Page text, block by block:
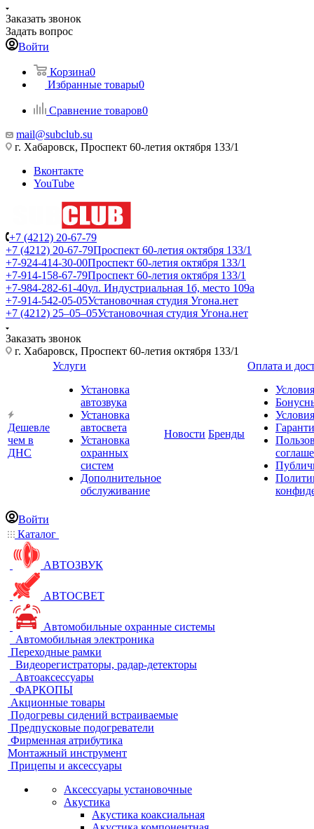
Заказать звонок
Задать вопрос
Войти
Корзина0
Избранные товары0
Сравнение товаров0
mail@subclub.su
г. Хабаровск, Проспект 60-летия октября 133/1
Вконтакте
YouTube
+7 (4212) 20-67-79
+7 (4212) 20-67-79Проспект 60-летия октября 133/1
+7-924-414-30-00Проспект 60-летия октября 133/1
+7-914-158-67-79Проспект 60-летия октября 133/1
+7-984-282-61-40ул. Индустриальная 1б, место 109а
+7-914-542-05-05Установочная студия Угона.нет
+7 (4212) 25‒05‒05Установочная студия Угона.нет
Заказать звонок
г. Хабаровск, Проспект 60-летия октября 133/1
Дешевле
чем в
ДНС
Услуги
Установка
автозвука
Установка
автосвета
Установка
охранных
систем
Дополнительное
обслуживание
Новости Бренды
Оплата и
Войти
Каталог
АВТОЗВУК
АВТОСВЕТ
Автомобильные охранные системы
Автомобильная электроника
Переходные рамки
Видеорегистраторы, радар-детекторы
Автоаксессуары
ФАРКОПЫ
Акционные товары
Подогревы сидений встраиваемые
Предпусковые подогреватели
Фирменная атрибутика
Монтажный инструмент
Прицепы и аксессуары
Аксессуары установочные
Акустика
Акустика коаксиальная